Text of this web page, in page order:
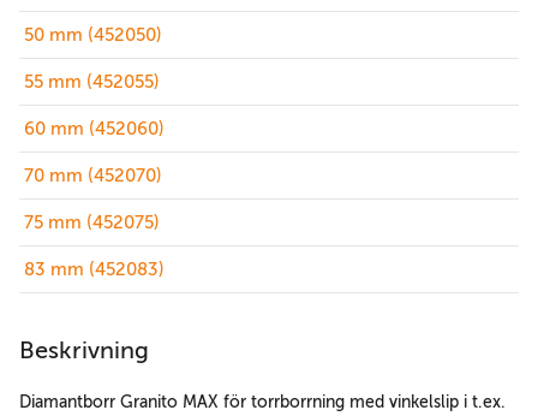
50 mm (452050)
55 mm (452055)
60 mm (452060)
70 mm (452070)
75 mm (452075)
83 mm (452083)
Beskrivning
Diamantborr Granito MAX för torrborrning med vinkelslip i t.ex.